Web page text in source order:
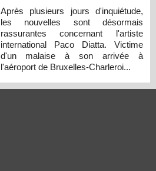
Après plusieurs jours d'inquiétude,
les nouvelles sont désormais
rassurantes concernant l'artiste
international Paco Diatta. Victime
d'un malaise à son arrivée à
l'aéroport de Bruxelles-Charleroi...